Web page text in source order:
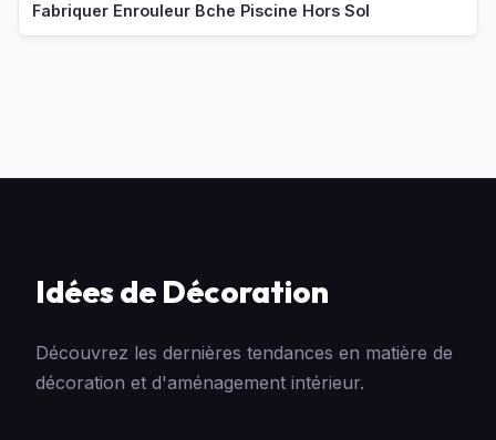
Fabriquer Enrouleur Bche Piscine Hors Sol
Idées de Décoration
Découvrez les dernières tendances en matière de
décoration et d'aménagement intérieur.